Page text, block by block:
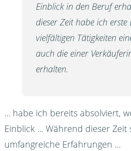
Einblick in den Beruf
dieser Zeit habe ich erste
vielfältigen Tätigkeiten
auch die einer
erhalten.
... habe ich bereits absolviert,
Einblick ... Während dieser Zeit
umfangreiche Erfahrungen ...